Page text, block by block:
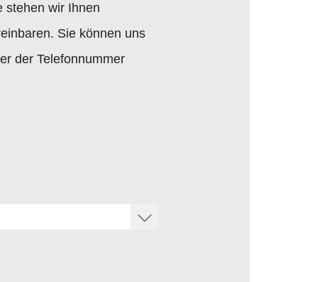
stehen wir Ihnen
Sie können uns
der Telefonnummer